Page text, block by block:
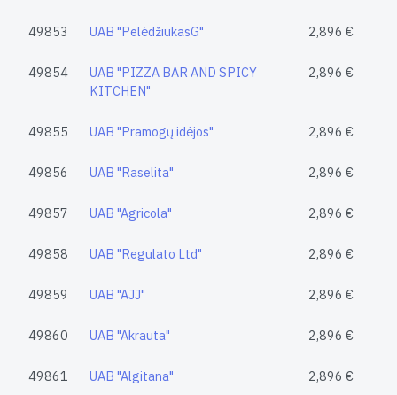
49853 UAB "PelėdžiukasG" 2,896 €
49854
UAB "PIZZA BAR AND SPICY
KITCHEN"
2,896 €
49855 UAB "Pramogų idėjos" 2,896 €
49856 UAB "Raselita" 2,896 €
49857 UAB "Agricola" 2,896 €
49858 UAB "Regulato Ltd" 2,896 €
49859 UAB "AJJ" 2,896 €
49860 UAB "Akrauta" 2,896 €
49861 UAB "Algitana" 2,896 €